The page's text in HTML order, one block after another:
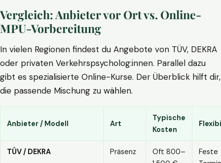
Vergleich: Anbieter vor Ort vs. Online-
MPU-Vorbereitung
In vielen Regionen findest du Angebote von TÜV, DEKRA
oder privaten Verkehrspsycholog:innen. Parallel dazu
gibt es spezialisierte Online-Kurse. Der Überblick hilft dir,
die passende Mischung zu wählen.
Anbieter / Modell Art
Typische
Kosten
TÜV / DEKRA Präsenz
Oft 800–
Feste